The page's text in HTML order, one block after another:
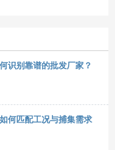
识别靠谱的批发厂家？
何匹配工况与捕集需求